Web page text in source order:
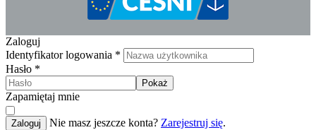
Zaloguj
Identyfikator logowania *
Hasło *
Pokaż
Zapamiętaj mnie
Zaloguj Nie masz jeszcze konta? Zarejestruj się.